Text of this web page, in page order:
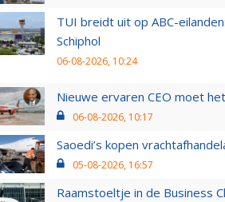
TUI breidt uit op ABC-
Schiphol
06-08-2026, 10:24
Nieuwe ervaren CEO moet
06-08-2026, 10:17
Saoedi’s kopen
05-08-2026, 16:57
Raamstoeltje in de Business